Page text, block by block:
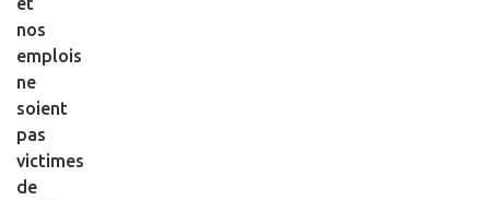
nos
emplois
ne
soient
pas
victimes
de